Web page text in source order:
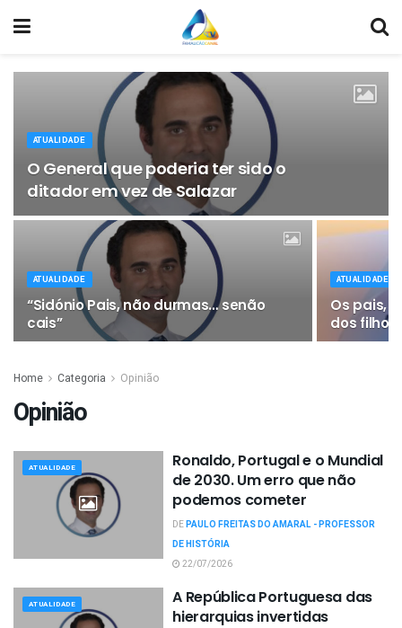
ATUALIDADE
O General que poderia ter sido o
ditador em vez de Salazar
ATUALIDADE
“Sidónio Pais, não durmas… senão
cais”
ATUALIDADE
Os pais,
dos
Home Categoria Opinião
Opinião
ATUALIDADE
Ronaldo, Portugal e o Mundial
de 2030. Um erro que não
podemos cometer
DEPAULO FREITAS DO AMARAL - PROFESSOR
DE HISTÓRIA
22/07/2026
ATUALIDADE
A República Portuguesa das
hierarquias invertidas